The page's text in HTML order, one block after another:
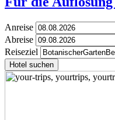
Anreise
Abreise
Reiseziel
Hotel suchen